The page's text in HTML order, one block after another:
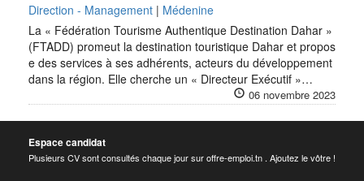
Direction - Management | Médenine
La « Fédération Tourisme Authentique Destination Dahar »
(FTADD) promeut la destination touristique Dahar et propos
e des services à ses adhérents, acteurs du développement
dans la région. Elle cherche un « Directeur Exécutif »…
06 novembre 2023
Espace candidat
Plusieurs CV sont consultés chaque jour sur offre-emploi.tn . Ajoutez le vôtre !